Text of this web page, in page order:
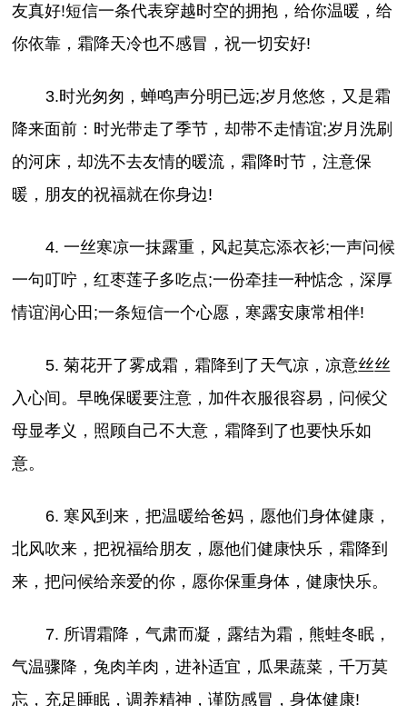
友真好!短信一条代表穿越时空的拥抱，给你温暖，给
你依靠，霜降天冷也不感冒，祝一切安好!
3.时光匆匆，蝉鸣声分明已远;岁月悠悠，又是霜
降来面前：时光带走了季节，却带不走情谊;岁月洗刷
的河床，却洗不去友情的暖流，霜降时节，注意保
暖，朋友的祝福就在你身边!
4. 一丝寒凉一抹露重，风起莫忘添衣衫;一声问候
一句叮咛，红枣莲子多吃点;一份牵挂一种惦念，深厚
情谊润心田;一条短信一个心愿，寒露安康常相伴!
5. 菊花开了雾成霜，霜降到了天气凉，凉意丝丝
入心间。早晚保暖要注意，加件衣服很容易，问候父
母显孝义，照顾自己不大意，霜降到了也要快乐如
意。
6. 寒风到来，把温暖给爸妈，愿他们身体健康，
北风吹来，把祝福给朋友，愿他们健康快乐，霜降到
来，把问候给亲爱的你，愿你保重身体，健康快乐。
7. 所谓霜降，气肃而凝，露结为霜，熊蛙冬眠，
气温骤降，兔肉羊肉，进补适宜，瓜果蔬菜，千万莫
忘，充足睡眠，调养精神，谨防感冒，身体健康!